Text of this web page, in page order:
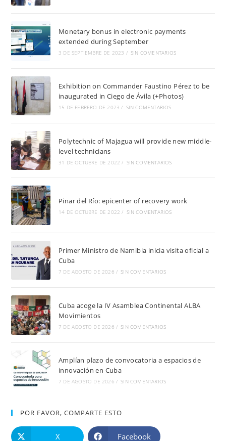
Monetary bonus in electronic payments
extended during September
3 DE SEPTIEMBRE DE 2023 / SIN COMENTARIOS
Exhibition on Commander Faustino Pérez to be
inaugurated in Ciego de Ávila (+Photos)
15 DE FEBRERO DE 2023 / SIN COMENTARIOS
Polytechnic of Majagua will provide new middle-
level technicians
31 DE OCTUBRE DE 2022 / SIN COMENTARIOS
Pinar del Río: epicenter of recovery work
14 DE OCTUBRE DE 2022 / SIN COMENTARIOS
Primer Ministro de Namibia inicia visita oficial a
Cuba
7 DE AGOSTO DE 2026 / SIN COMENTARIOS
Cuba acoge la IV Asamblea Continental ALBA
Movimientos
7 DE AGOSTO DE 2026 / SIN COMENTARIOS
Amplían plazo de convocatoria a espacios de
innovación en Cuba
7 DE AGOSTO DE 2026 / SIN COMENTARIOS
POR FAVOR, COMPARTE ESTO
X Facebook